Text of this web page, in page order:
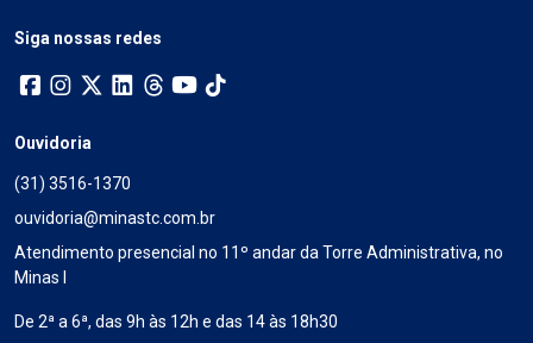
Siga nossas redes
Ouvidoria
(31) 3516-1370
ouvidoria@minastc.com.br
Atendimento presencial no 11º andar da Torre Administrativa, no
Minas I
De 2ª a 6ª, das 9h às 12h e das 14 às 18h30